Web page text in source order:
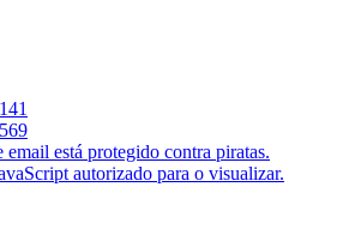
email está protegido contra piratas.
autorizado para o visualizar.